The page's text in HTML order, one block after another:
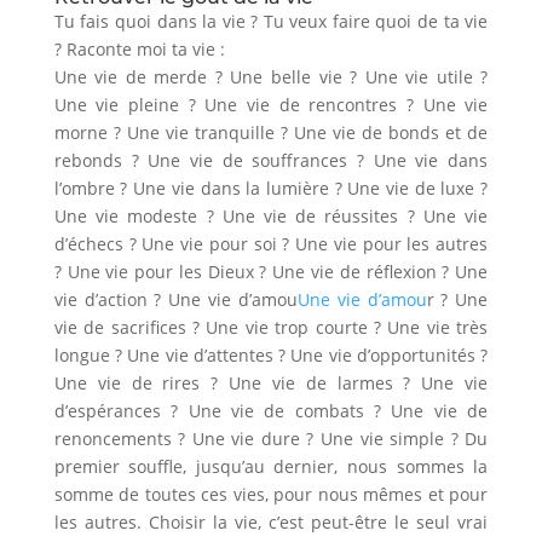
Tu fais quoi dans la vie ? Tu veux faire quoi de ta vie
? Raconte moi ta vie :
Une vie de merde ? Une belle vie ? Une vie utile ?
Une vie pleine ? Une vie de rencontres ? Une vie
morne ? Une vie tranquille ? Une vie de bonds et de
rebonds ? Une vie de souffrances ? Une vie dans
l’ombre ? Une vie dans la lumière ? Une vie de luxe ?
Une vie modeste ? Une vie de réussites ? Une vie
d’échecs ? Une vie pour soi ? Une vie pour les autres
? Une vie pour les Dieux ? Une vie de réflexion ? Une
vie d’action ? Une vie d’amouUne vie d’amour ? Une
vie de sacrifices ? Une vie trop courte ? Une vie très
longue ? Une vie d’attentes ? Une vie d’opportunités ?
Une vie de rires ? Une vie de larmes ? Une vie
d’espérances ? Une vie de combats ? Une vie de
renoncements ? Une vie dure ? Une vie simple ? Du
premier souffle, jusqu’au dernier, nous sommes la
somme de toutes ces vies, pour nous mêmes et pour
les autres. Choisir la vie, c’est peut-être le seul vrai